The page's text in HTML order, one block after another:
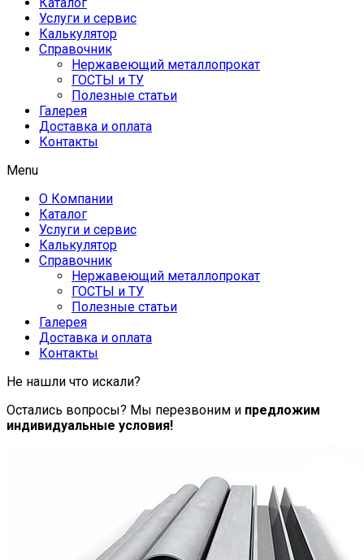
Услуги и сервис
Калькулятор
Справочник
Нержавеющий металлопрокат
ГОСТЫ и ТУ
Полезные статьи
Галерея
Доставка и оплата
Контакты
Menu
О Компании
Каталог
Услуги и сервис
Калькулятор
Справочник
Нержавеющий металлопрокат
ГОСТЫ и ТУ
Полезные статьи
Галерея
Доставка и оплата
Контакты
Не нашли что искали?
Остались вопросы? Мы перезвоним и предложим
индивидуальные условия!